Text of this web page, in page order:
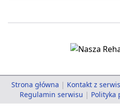
Strona główna | Kontakt z
Regulamin serwisu | Polityka